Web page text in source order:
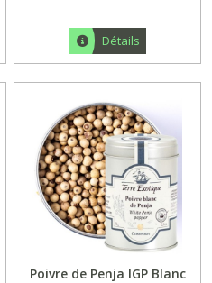
Détails
Poivre de Penja IGP Blanc